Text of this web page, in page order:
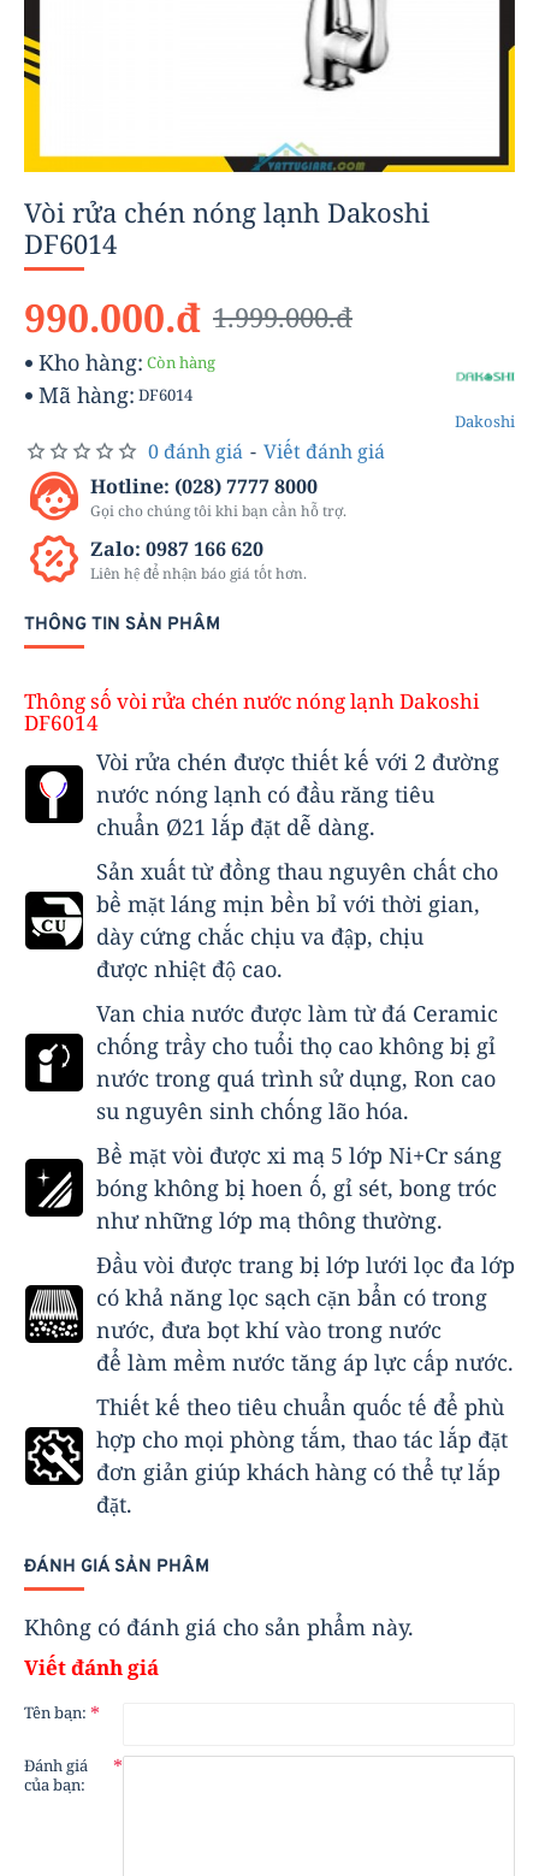
Vòi rửa chén nóng lạnh Dakoshi
DF6014
Kho hàng: Còn hàng
Mã hàng: DF6014
Dakoshi
0 đánh giá - Viết đánh giá
990.000.đ 1.999.000.đ
Hotline: (028) 7777 8000
Gọi cho chúng tôi khi bạn cần hỗ trợ.
Zalo: 0987 166 620
Liên hệ để nhận báo giá tốt hơn.
THÔNG TIN SẢN PHẨM
Thông số vòi rửa chén nước nóng lạnh Dakoshi
DF6014
Vòi rửa chén được thiết kế với 2 đường
nước nóng lạnh có đầu răng tiêu
chuẩn Ø21 lắp đặt dễ dàng.
Sản xuất từ đồng thau nguyên chất cho
bề mặt láng mịn bền bỉ với thời gian,
dày cứng chắc chịu va đập, chịu
được nhiệt độ cao.
Van chia nước được làm từ đá Ceramic
chống trầy cho tuổi thọ cao không bị gỉ
nước trong quá trình sử dụng, Ron cao
su nguyên sinh chống lão hóa.
Bề mặt vòi được xi mạ 5 lớp Ni+Cr sáng
bóng không bị hoen ố, gỉ sét, bong tróc
như những lớp mạ thông thường.
Đầu vòi được trang bị lớp lưới lọc đa lớp
có khả năng lọc sạch cặn bẩn có trong
nước, đưa bọt khí vào trong nước
để làm mềm nước tăng áp lực cấp nước.
Thiết kế theo tiêu chuẩn quốc tế để phù
hợp cho mọi phòng tắm, thao tác lắp đặt
đơn giản giúp khách hàng có thể tự lắp
đặt.
ĐÁNH GIÁ SẢN PHẨM
Không có đánh giá cho sản phẩm này.
Viết đánh giá
Tên bạn:
Đánh giá
của bạn: